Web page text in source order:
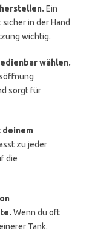
Ein
in der Hand
wichtig.
wählen.
sorgt für
deinem
zu jeder
die
Wenn du oft
Tank.